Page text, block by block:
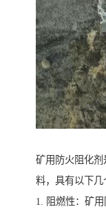
矿用防火阻化
料，具有以下几
1. 阻燃性：矿